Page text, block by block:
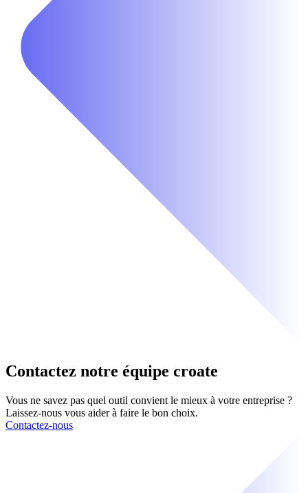
Contactez notre équipe croate
Vous ne savez pas quel outil convient le mieux à votre entreprise ?
Laissez-nous vous aider à faire le bon choix.
Contactez-nous